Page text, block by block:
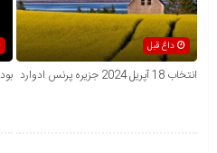
داغ قبل
انتخاب 18 آپریل 2024 جزیره پرنس ادوارد بودجه 2024 و